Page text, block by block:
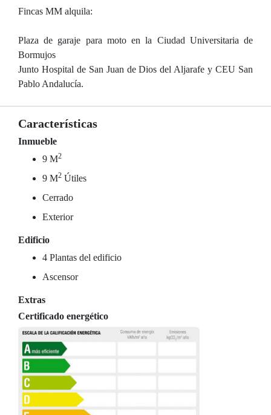
Fincas MM alquila:
Plaza de garaje para moto en la Ciudad Universitaria de
Bormujos
Junto Hospital de San Juan de Dios del Aljarafe y CEU San
Pablo Andalucía.
Características
Inmueble
9 M2
9 M2 Útiles
Cerrado
Exterior
Edificio
4 Plantas del edificio
Ascensor
Extras
Certificado energético